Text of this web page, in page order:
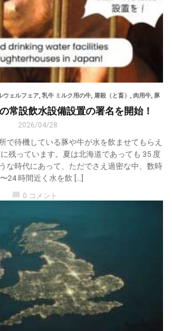
ウェルフェア, 乳牛 ミルク用の牛, 屠殺（と畜） 肉用牛, 豚
常設飲水設備設置の署名を開始！
2026/04/28
で待機している豚や牛が水を飲ませてもらえ
残っています。夏は北海道であっても 35 度
な時代にあって、ただでさえ過密な中、数時
24 時間近く水を飲 […]
0 コメント